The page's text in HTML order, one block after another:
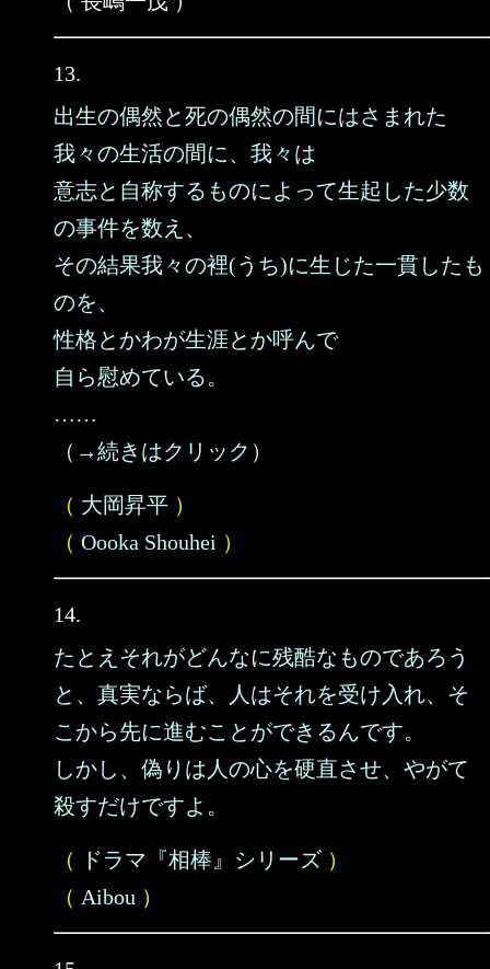
13.
出生の偶然と死の偶然の間にはさまれた
我々の生活の間に、我々は
意志と自称するものによって生起した少数
の事件を数え、
その結果我々の裡(うち)に生じた一貫したも
のを、
性格とかわが生涯とか呼んで
自ら慰めている。
……
（→続きはクリック）
（ 大岡昇平 ）
（ Oooka Shouhei ）
14.
たとえそれがどんなに残酷なものであろう
と、真実ならば、人はそれを受け入れ、そ
こから先に進むことができるんです。
しかし、偽りは人の心を硬直させ、やがて
殺すだけですよ。
（ ドラマ『相棒』シリーズ ）
（ Aibou ）